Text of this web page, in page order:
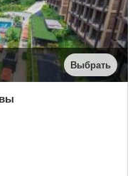
Выбрать